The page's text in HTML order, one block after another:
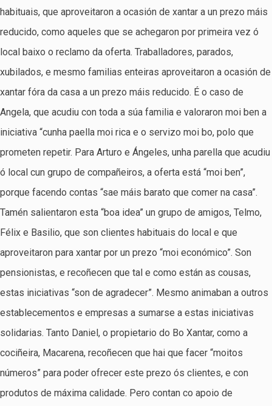
habituais, que aproveitaron a ocasión de xantar a un prezo máis
reducido, como aqueles que se achegaron por primeira vez ó
local baixo o reclamo da oferta. Traballadores, parados,
xubilados, e mesmo familias enteiras aproveitaron a ocasión de
xantar fóra da casa a un prezo máis reducido. É o caso de
Angela, que acudiu con toda a súa familia e valoraron moi ben a
iniciativa “cunha paella moi rica e o servizo moi bo, polo que
prometen repetir. Para Arturo e Ángeles, unha parella que acudiu
ó local cun grupo de compañeiros, a oferta está “moi ben”,
porque facendo contas “sae máis barato que comer na casa”.
Tamén salientaron esta “boa idea” un grupo de amigos, Telmo,
Félix e Basilio, que son clientes habituais do local e que
aproveitaron para xantar por un prezo “moi económico”. Son
pensionistas, e recoñecen que tal e como están as cousas,
estas iniciativas “son de agradecer”. Mesmo animaban a outros
establecementos e empresas a sumarse a estas iniciativas
solidarias. Tanto Daniel, o propietario do Bo Xantar, como a
cociñeira, Macarena, recoñecen que hai que facer “moitos
números” para poder ofrecer este prezo ós clientes, e con
produtos de máxima calidade. Pero contan co apoio de